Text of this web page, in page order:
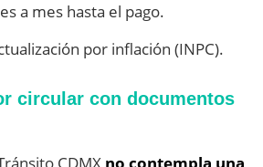
a mes hasta el pago.
por inflación (INPC).
circular con documentos